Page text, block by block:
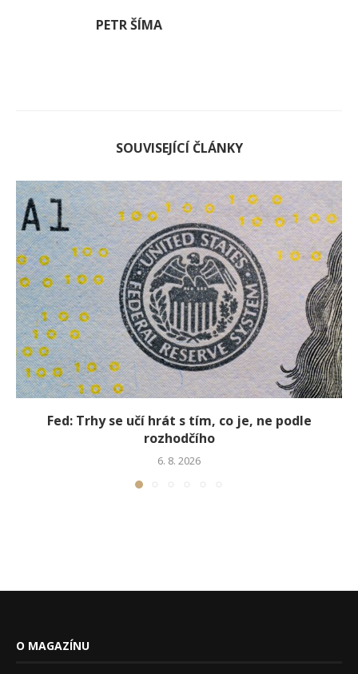
PETR ŠÍMA
SOUVISEJÍCÍ ČLÁNKY
Fed: Trhy se učí hrát s tím, co je, ne podle
rozhodčího
6. 8. 2026
O MAGAZÍNU